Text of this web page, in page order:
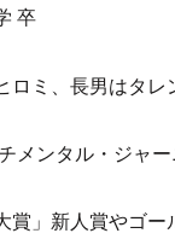
卒
ロミ、長男はタレ
メンタル・ジャ
賞」新人賞やゴ